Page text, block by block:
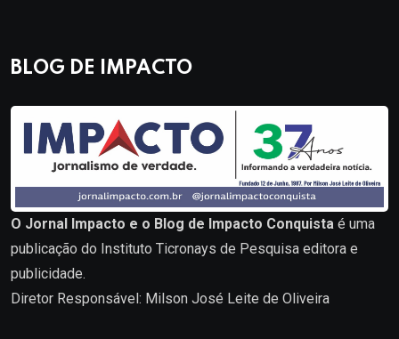
BLOG DE IMPACTO
O Jornal Impacto e o Blog de Impacto Conquista é uma
publicação do Instituto Ticronays de Pesquisa editora e
publicidade.
Diretor Responsável: Milson José Leite de Oliveira